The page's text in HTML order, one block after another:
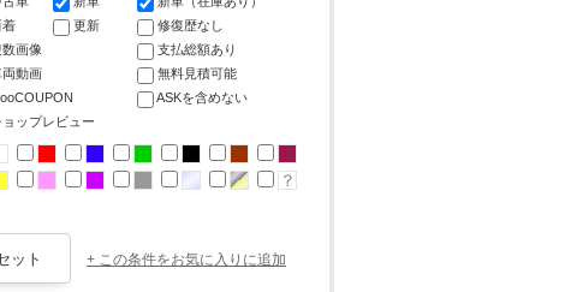
着
更新
修復歴なし
数画像
支払総額あり
両動画
無料見積可能
ASKを含めない
ョップレビュー
+ この条件をお気に入りに追加